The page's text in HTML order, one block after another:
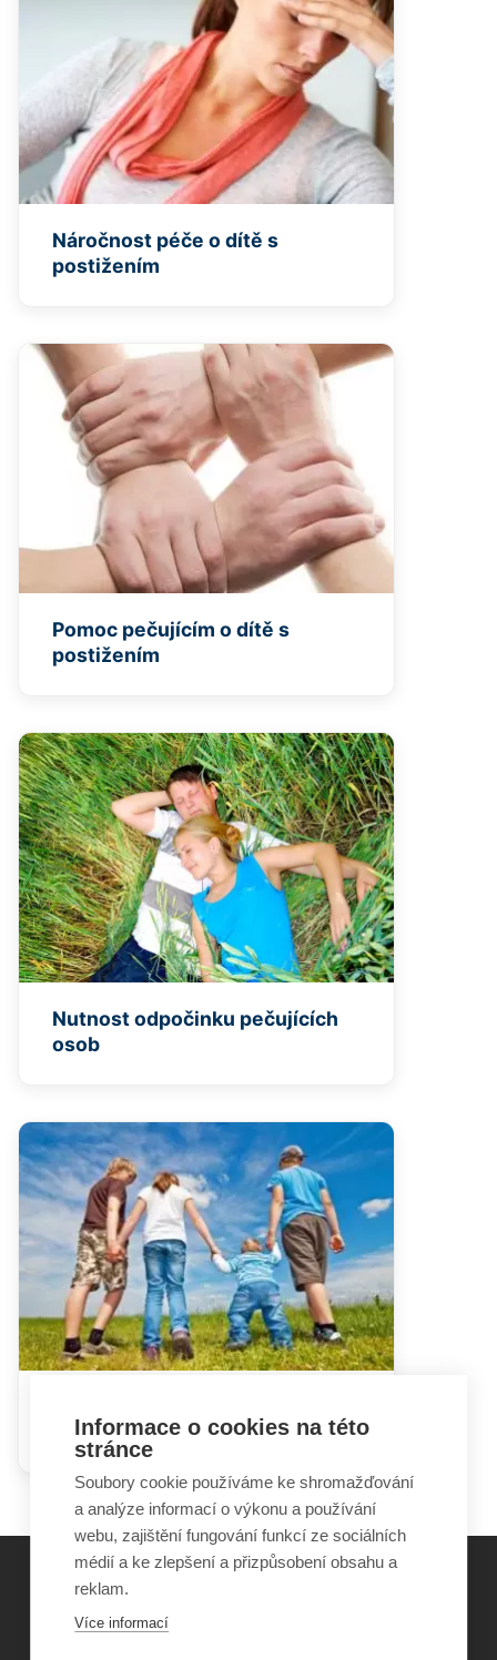
Náročnost péče o dítě s
postižením
Pomoc pečujícím o dítě s
postižením
Nutnost odpočinku pečujících
osob
dítě
©Obecně prospěšná společnost Sirius
Informace o cookies na této
stránce
Soubory cookie používáme ke shromažďování
a analýze informací o výkonu a používání
webu, zajištění fungování funkcí ze sociálních
médií a ke zlepšení a přizpůsobení obsahu a
reklam.
Více informací